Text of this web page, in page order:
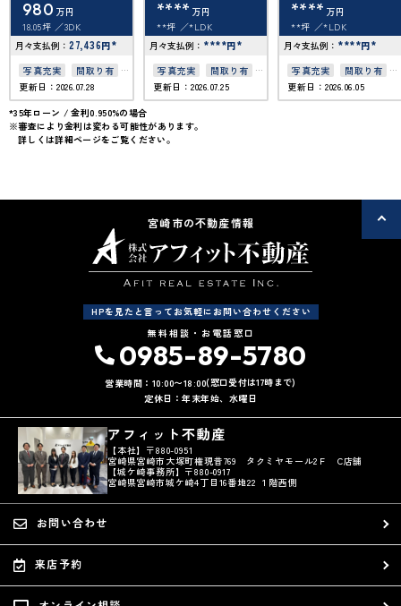
980 万円
18.05坪
3DK
月々支払例： 27,436円*
写真充実
間取り有
50坪以上
更新日：2026.07.28
**** 万円
**坪
*LDK
月々支払例： ****円*
写真充実
間取り有
50坪以上
4LDK以上
更新日：2026.07.25
**** 万円
**坪
*LDK
月々支払例： ****円*
写真充実
間取り有
南向き
50坪以上
更新日：2026.06.05
*35年ローン / 金利0.950%の場合
※審査により金利は変わる可能性があります。
詳しくは詳細ページをご覧ください。
宮崎市の不動産情報
HPを見たと言ってお気軽にお問い合わせください
無料相談・お電話窓口
0985-89-5780
営業時間：10:00〜18:00(窓口受付は17時まで)
定休日：年末年始、水曜日
アフィット不動産
【本社】〒880-0951
宮崎県宮崎市大塚町権現昔769 タクミヤモール2Ｆ C店舗
【城ケ崎事務所】〒880-0917
宮崎県宮崎市城ケ崎4丁目16番地22 １階西側
お問い合わせ
来店予約